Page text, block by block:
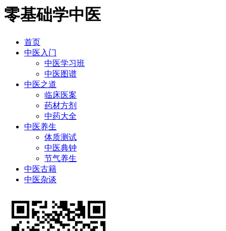
零基础学中医
首页
中医入门
中医学习班
中医图谱
中医之道
临床医案
药材方剂
中药大全
中医养生
体质测试
中医典钟
节气养生
中医古籍
中医杂谈